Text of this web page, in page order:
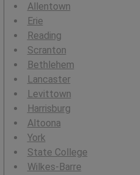
Allentown
Erie
Reading
Scranton
Bethlehem
Lancaster
Levittown
Harrisburg
Altoona
York
State College
Wilkes-Barre